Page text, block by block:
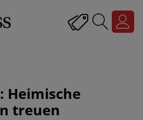
Heimische
treuen